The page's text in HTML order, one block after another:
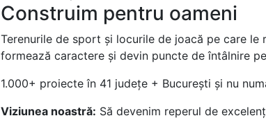
Construim pentru oameni
Terenurile de sport și locurile de joacă pe care
formează caractere și devin puncte de întâlnire
1.000+ proiecte în 41 județe + București și nu
Viziunea noastră: Să devenim reperul de